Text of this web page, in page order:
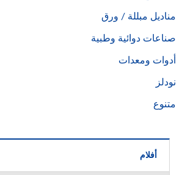
مناديل مبللة / ورق
صناعات دوائية وطبية
أدوات ومعدات
نودلز
متنوع
أفلام